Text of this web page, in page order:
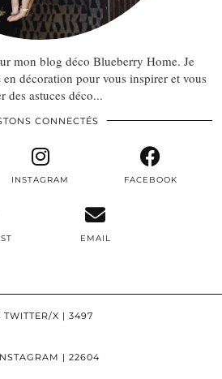
mon blog déco Blueberry Home. Je
décoration pour vous inspirer et vous
des astuces déco...
CONNECTÉS
INSTAGRAM FACEBOOK
EMAIL
TWITTER/X | 3497
| 22604